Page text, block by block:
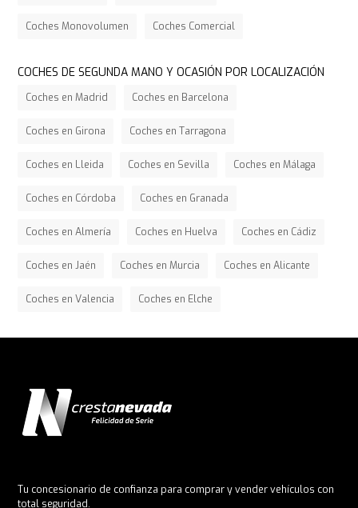
Coches Monovolumen Coches Comercial
COCHES DE SEGUNDA MANO Y OCASIÓN POR LOCALIZACIÓN
Coches en Madrid Coches en Barcelona
Coches en Girona Coches en Tarragona
Coches en Lleida Coches en Sevilla Coches en Málaga
Coches en Córdoba Coches en Granada
Coches en Almería Coches en Huelva Coches en Cádiz
Coches en Jaén Coches en Murcia Coches en Alicante
Coches en Valencia Coches en Elche
Tu concesionario de confianza para comprar y vender vehículos con
total seguridad.